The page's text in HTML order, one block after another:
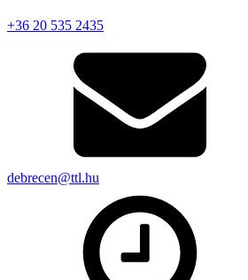
+36 20 535 2435
debrecen@ttl.hu